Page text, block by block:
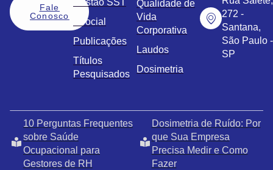
Fale
Conosco
Gestão SST
eSocial
Publicações
Títulos
Pesquisados
Qualidade de
Vida
Corporativa
Laudos
Dosimetria
272 -
Santana,
São Paulo -
SP
10 Perguntas Frequentes
sobre Saúde
Ocupacional para
Gestores de RH
Dosimetria de Ruído: Por
que Sua Empresa
Precisa Medir e Como
Fazer